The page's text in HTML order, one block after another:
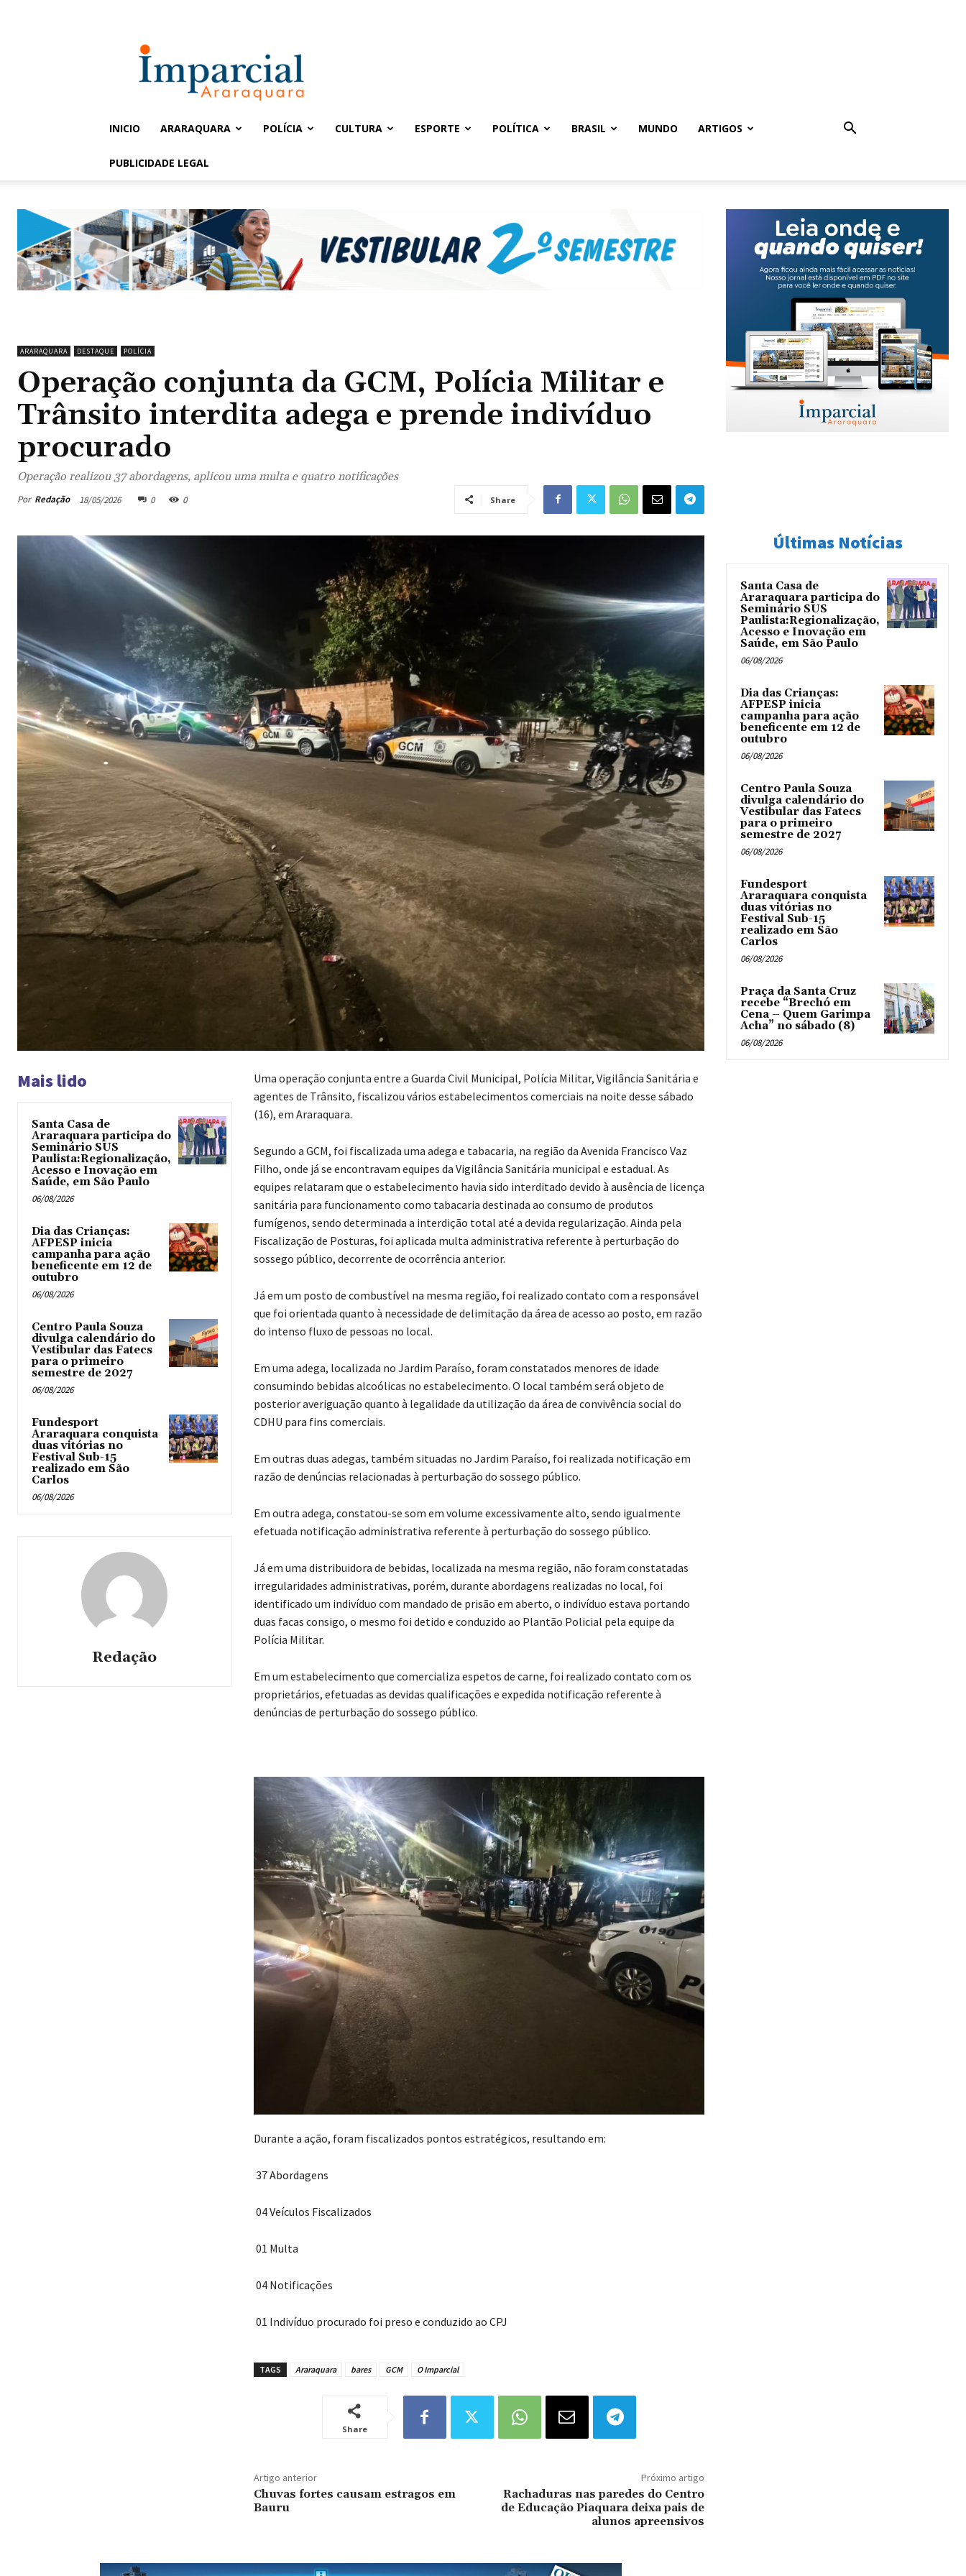
Imparcial
INICIO ARARAQUARA POLÍCIA CULTURA ESPORTE POLÍTICA BRASIL MUNDO ARTIGOS
PUBLICIDADE LEGAL
ARARAQUARA DESTAQUE POLÍCIA
Operação conjunta da GCM, Polícia Militar e
Trânsito interdita adega e prende indivíduo
procurado
Operação realizou 37 abordagens, aplicou uma multa e quatro notificações
Por Redação 18/05/2026 0 0 Share
Mais lido
Santa Casa de
Araraquara participa do
Seminário SUS
Paulista:Regionalização,
Acesso e Inovação em
Saúde, em São Paulo
06/08/2026
Dia das Crianças:
AFPESP inicia
campanha para ação
beneficente em 12 de
outubro
06/08/2026
Centro Paula Souza
divulga calendário do
Vestibular das Fatecs
para o primeiro
semestre de 2027
06/08/2026
Fundesport
Araraquara conquista
duas vitórias no
Festival Sub-15
realizado em São
Carlos
06/08/2026
Redação
Uma operação conjunta entre a Guarda Civil Municipal, Polícia Militar, Vigilância Sanitária e
agentes de Trânsito, fiscalizou vários estabelecimentos comerciais na noite desse sábado
(16), em Araraquara.
Segundo a GCM, foi fiscalizada uma adega e tabacaria, na região da Avenida Francisco Vaz
Filho, onde já se encontravam equipes da Vigilância Sanitária municipal e estadual. As
equipes relataram que o estabelecimento havia sido interditado devido à ausência de licença
sanitária para funcionamento como tabacaria destinada ao consumo de produtos
fumígenos, sendo determinada a interdição total até a devida regularização. Ainda pela
Fiscalização de Posturas, foi aplicada multa administrativa referente à perturbação do
sossego público, decorrente de ocorrência anterior.
Já em um posto de combustível na mesma região, foi realizado contato com a responsável
que foi orientada quanto à necessidade de delimitação da área de acesso ao posto, em razão
do intenso fluxo de pessoas no local.
Em uma adega, localizada no Jardim Paraíso, foram constatados menores de idade
consumindo bebidas alcoólicas no estabelecimento. O local também será objeto de
posterior averiguação quanto à legalidade da utilização da área de convivência social do
CDHU para fins comerciais.
Em outras duas adegas, também situadas no Jardim Paraíso, foi realizada notificação em
razão de denúncias relacionadas à perturbação do sossego público.
Em outra adega, constatou-se som em volume excessivamente alto, sendo igualmente
efetuada notificação administrativa referente à perturbação do sossego público.
Já em uma distribuidora de bebidas, localizada na mesma região, não foram constatadas
irregularidades administrativas, porém, durante abordagens realizadas no local, foi
identificado um indivíduo com mandado de prisão em aberto, o indivíduo estava portando
duas facas consigo, o mesmo foi detido e conduzido ao Plantão Policial pela equipe da
Polícia Militar.
Em um estabelecimento que comercializa espetos de carne, foi realizado contato com os
proprietários, efetuadas as devidas qualificações e expedida notificação referente à
denúncias de perturbação do sossego público.
Durante a ação, foram fiscalizados pontos estratégicos, resultando em:
37 Abordagens
‎ 04 Veículos Fiscalizados
‎ 01 Multa
‎ 04 Notificações
‎ 01 Indivíduo procurado foi preso e conduzido ao CPJ
TAGS Araraquara bares GCM O Imparcial
Share
Artigo anterior
Chuvas fortes causam estragos em
Bauru
Próximo artigo
Rachaduras nas paredes do Centro
de Educação Piaquara deixa pais de
alunos apreensivos
Últimas Notícias
Santa Casa de
Araraquara participa do
Seminário SUS
Paulista:Regionalização,
Acesso e Inovação em
Saúde, em São Paulo
06/08/2026
Dia das Crianças:
AFPESP inicia
campanha para ação
beneficente em 12 de
outubro
06/08/2026
Centro Paula Souza
divulga calendário do
Vestibular das Fatecs
para o primeiro
semestre de 2027
06/08/2026
Fundesport
Araraquara conquista
duas vitórias no
Festival Sub-15
realizado em São
Carlos
06/08/2026
Praça da Santa Cruz
recebe “Brechó em
Cena – Quem Garimpa
Acha” no sábado (8)
06/08/2026